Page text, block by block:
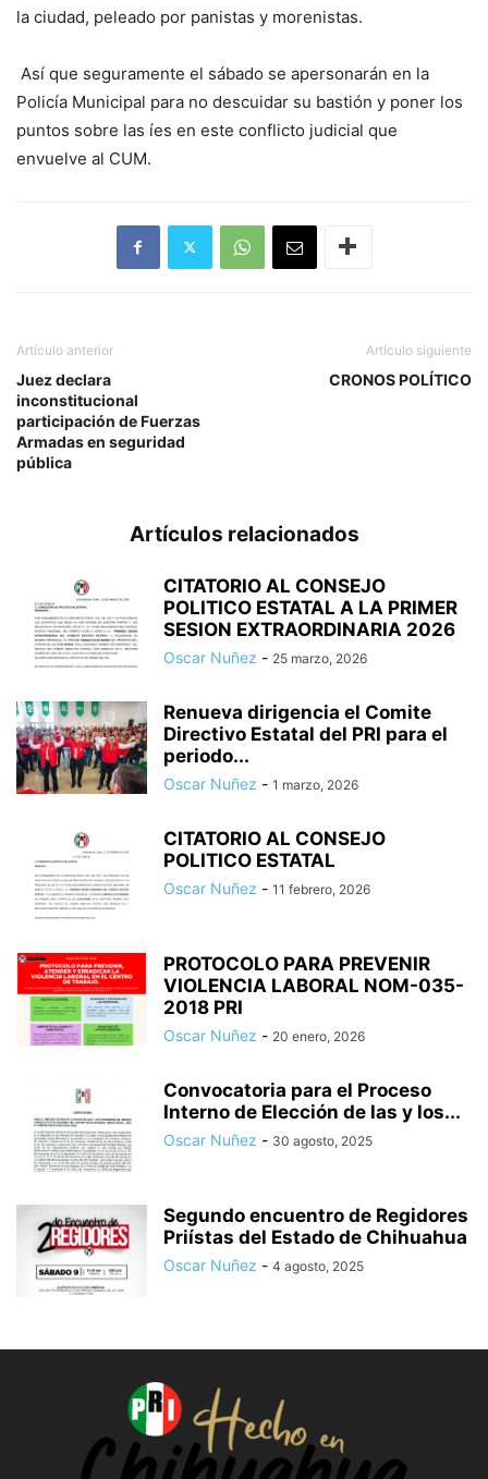
la ciudad, peleado por panistas y morenistas.
Así que seguramente el sábado se apersonarán en la
Policía Municipal para no descuidar su bastión y poner los
puntos sobre las íes en este conflicto judicial que
envuelve al CUM.
Artículo anterior
Juez declara
inconstitucional
participación de Fuerzas
Armadas en seguridad
pública
Artículo siguiente
CRONOS POLÍTICO
Artículos relacionados
CITATORIO AL CONSEJO
POLITICO ESTATAL A LA PRIMER
SESION EXTRAORDINARIA 2026
Oscar Nuñez - 25 marzo, 2026
Renueva dirigencia el Comite
Directivo Estatal del PRI para el
periodo...
Oscar Nuñez - 1 marzo, 2026
CITATORIO AL CONSEJO
POLITICO ESTATAL
Oscar Nuñez - 11 febrero, 2026
PROTOCOLO PARA PREVENIR
VIOLENCIA LABORAL NOM-035-
2018 PRI
Oscar Nuñez - 20 enero, 2026
Convocatoria para el Proceso
Interno de Elección de las y los...
Oscar Nuñez - 30 agosto, 2025
Segundo encuentro de Regidores
Priístas del Estado de Chihuahua
Oscar Nuñez - 4 agosto, 2025